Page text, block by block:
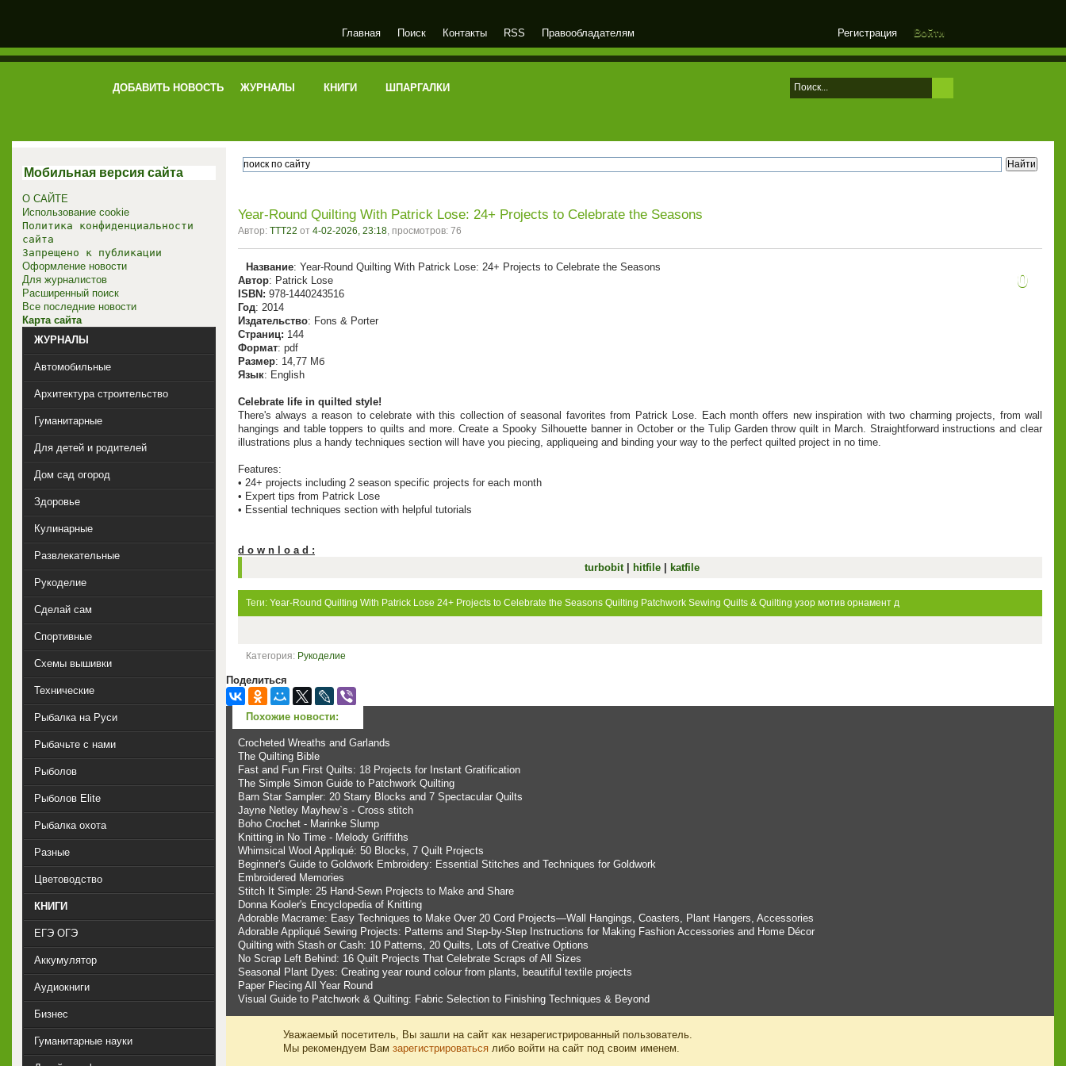
электронная библиотека
Регистрация Войти
Главная Поиск Контакты RSS Правообладателям
ДОБАВИТЬ НОВОСТЬ ЖУРНАЛЫ КНИГИ ШПАРГАЛКИ
Year-Round Quilting With Patrick Lose: 24+ Projects to Celebrate the Seasons
Автор: TTT22 от 4-02-2026, 23:18, просмотров: 76
0
Название: Year-Round Quilting With Patrick Lose: 24+ Projects to Celebrate the Seasons
Автор: Patrick Lose
ISBN: 978-1440243516
Год: 2014
Издательство: Fons & Porter
Cтраниц: 144
Формат: pdf
Размер: 14,77 Мб
Язык: English
Celebrate life in quilted style!
There's always a reason to celebrate with this collection of seasonal favorites from Patrick Lose. Each month offers new inspiration with two charming projects, from wall
hangings and table toppers to quilts and more. Create a Spooky Silhouette banner in October or the Tulip Garden throw quilt in March. Straightforward instructions and clear
illustrations plus a handy techniques section will have you piecing, appliqueing and binding your way to the perfect quilted project in no time.
Features:
• 24+ projects including 2 season specific projects for each month
• Expert tips from Patrick Lose
• Essential techniques section with helpful tutorials
d o w n l o a d :
turbobit
hitfile katfile
Теги: Year-Round Quilting With Patrick Lose 24+ Projects to Celebrate the Seasons Quilting Patchwork Sewing Quilts & Quilting узор мотив орнамент д
Категория: Рукоделие
Поделиться
Похожие новости:
Crocheted Wreaths and Garlands
The Quilting Bible
Fast and Fun First Quilts: 18 Projects for Instant Gratification
The Simple Simon Guide to Patchwork Quilting
Barn Star Sampler: 20 Starry Blocks and 7 Spectacular Quilts
Jayne Netley Mayhew`s - Cross stitch
Boho Crochet - Marinke Slump
Knitting in No Time - Melody Griffiths
Whimsical Wool Appliqué: 50 Blocks, 7 Quilt Projects
Beginner's Guide to Goldwork Embroidery: Essential Stitches and Techniques for Goldwork
Embroidered Memories
Stitch It Simple: 25 Hand-Sewn Projects to Make and Share
Donna Kooler's Encyclopedia of Knitting
Adorable Macrame: Easy Techniques to Make Over 20 Cord Projects—Wall Hangings, Coasters, Plant Hangers, Accessories
Adorable Appliqué Sewing Projects: Patterns and Step-by-Step Instructions for Making Fashion Accessories and Home Décor
Quilting with Stash or Cash: 10 Patterns, 20 Quilts, Lots of Creative Options
No Scrap Left Behind: 16 Quilt Projects That Celebrate Scraps of All Sizes
Seasonal Plant Dyes: Creating year round colour from plants, beautiful textile projects
Paper Piecing All Year Round
Visual Guide to Patchwork & Quilting: Fabric Selection to Finishing Techniques & Beyond
Уважаемый посетитель, Вы зашли на сайт как незарегистрированный пользователь.
Мы рекомендуем Вам зарегистрироваться либо войти на сайт под своим именем.
Мобильная версия сайта
О САЙТЕ
Использование cookie
Политика конфиденциальности
сайта
Запрещено к публикации
Оформление новости
Для журналистов
Расширенный поиск
Все последние новости
Карта сайта
ЖУРНАЛЫ
Автомобильные
Архитектура строительство
Гуманитарные
Для детей и родителей
Дом сад огород
Здоровье
Кулинарные
Развлекательные
Рукоделие
Сделай сам
Спортивные
Схемы вышивки
Технические
Рыбалка на Руси
Рыбачьте с нами
Рыболов
Рыболов Elite
Рыбалка охота
Разные
Цветоводство
КНИГИ
ЕГЭ ОГЭ
Аккумулятор
Аудиокниги
Бизнес
Гуманитарные науки